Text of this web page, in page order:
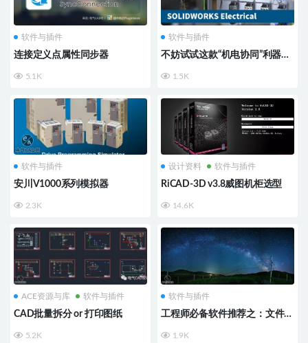
软件与插件
连接定义点属性同步器
5.1K
软件与插件
不妨试试这款“机电协同”利器：
1.5K
软件与插件
安川V1000系列模拟器
2.3K
设计资料 软件与插件
RiCAD-3D v3.8威图机柜选型
14.6K
ACE资源与库 软件与插件
CAD批量拆分 or 打印图纸
5.2K
软件与插件
工程师必备软件推荐之：文件对
1.9K